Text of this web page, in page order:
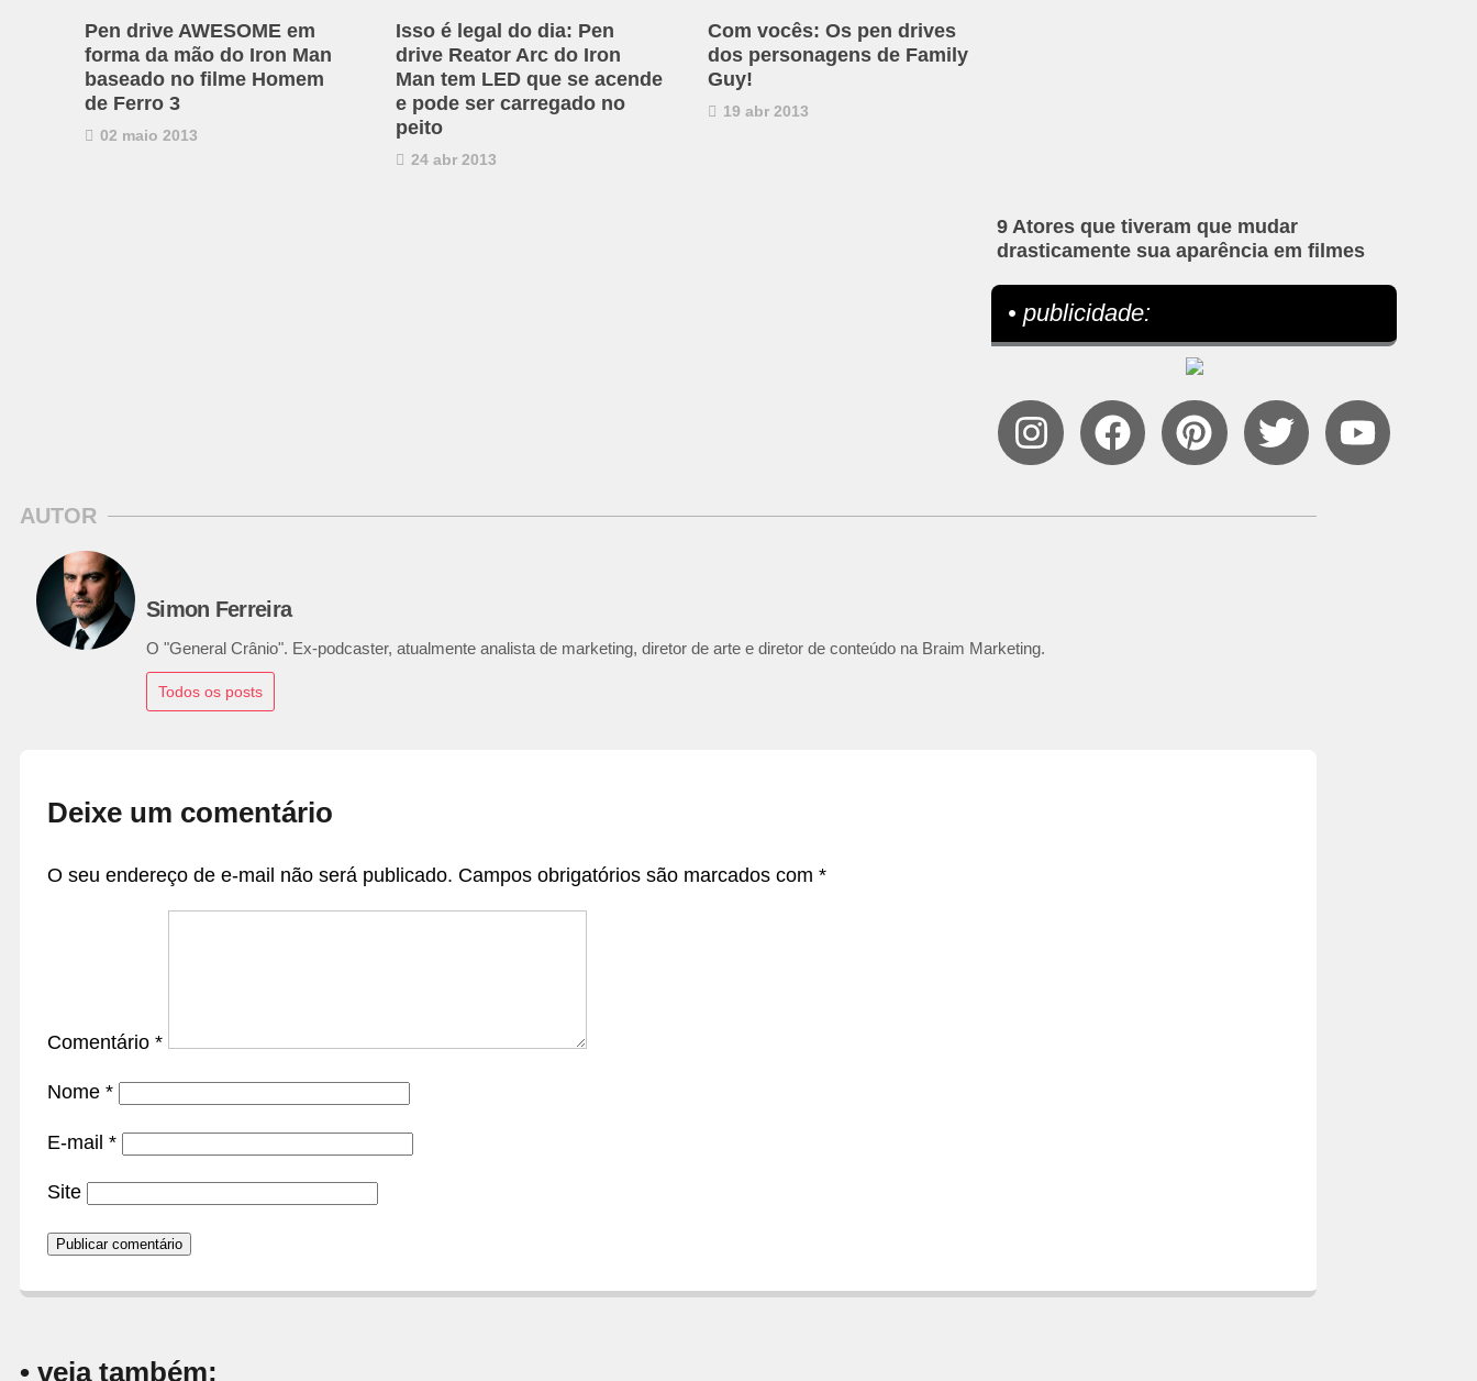
Pen drive AWESOME em
forma da mão do Iron Man
baseado no filme Homem
de Ferro 3
02 maio 2013
Isso é legal do dia: Pen
drive Reator Arc do Iron
Man tem LED que se acende
e pode ser carregado no
peito
24 abr 2013
Com vocês: Os pen drives
dos personagens de Family
Guy!
19 abr 2013
9 Atores que tiveram que mudar
drasticamente sua aparência em filmes
• publicidade:
AUTOR
Simon Ferreira
O "General Crânio". Ex-podcaster, atualmente analista de marketing, diretor de arte e diretor de conteúdo na Braim Marketing.
Todos os posts
Deixe um comentário
O seu endereço de e-mail não será publicado. Campos obrigatórios são marcados com *
Comentário *
Nome *
E-mail *
Site
• veja também: